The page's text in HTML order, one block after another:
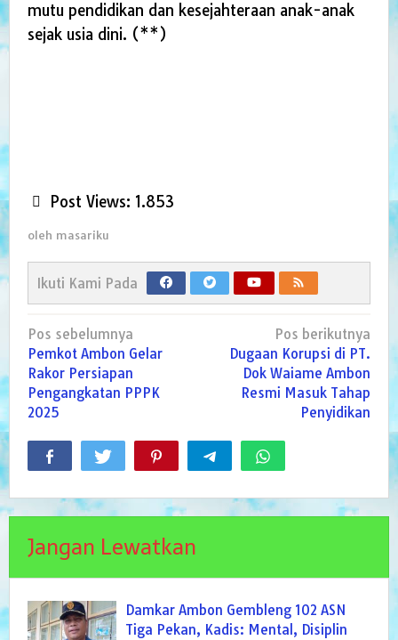
mutu pendidikan dan kesejahteraan anak-anak
sejak usia dini. (**)
Post Views: 1.853
oleh masariku
Ikuti Kami Pada
Navigasi
pos
Pos sebelumnya
Pemkot Ambon Gelar
Rakor Persiapan
Pengangkatan PPPK
2025
Pos berikutnya
Dugaan Korupsi di PT.
Dok Waiame Ambon
Resmi Masuk Tahap
Penyidikan
Jangan Lewatkan
Damkar Ambon Gembleng 102 ASN
Tiga Pekan, Kadis: Mental, Disiplin